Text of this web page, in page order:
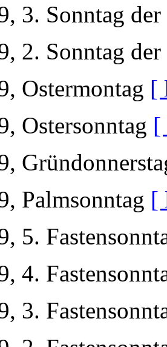
3. Sonntag
2. Sonntag
Ostermontag [
Ostersonntag [
Palmsonntag [
5.
4.
3.